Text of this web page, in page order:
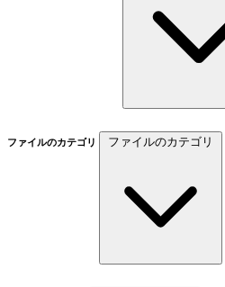
ファイルのカテゴリ ファイルのカテゴリ